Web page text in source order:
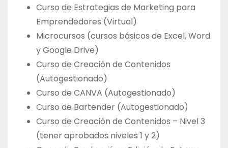
Curso de Estrategias de Marketing para
Emprendedores (Virtual)
Microcursos (cursos básicos de Excel, Word
y Google Drive)
Curso de Creación de Contenidos
(Autogestionado)
Curso de CANVA (Autogestionado)
Curso de Bartender (Autogestionado)
Curso de Creación de Contenidos – Nivel 3
(tener aprobados niveles 1 y 2)